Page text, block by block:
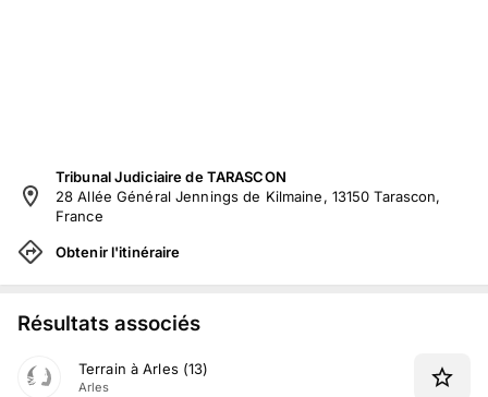
Tribunal Judiciaire de TARASCON
28 Allée Général Jennings de Kilmaine, 13150 Tarascon,
France
Obtenir l'itinéraire
Résultats associés
Terrain à Arles (13)
Arles